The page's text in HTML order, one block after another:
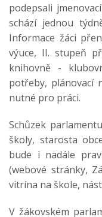
podepsali
schází jednou
Informace žáci
výuce, II. stupeň
knihovně -
potřeby, plánovací
nutné pro práci.
Schůzek
školy, starosta
bude i nadále
(webové stránky,
vitrína na škole,
V žákovském